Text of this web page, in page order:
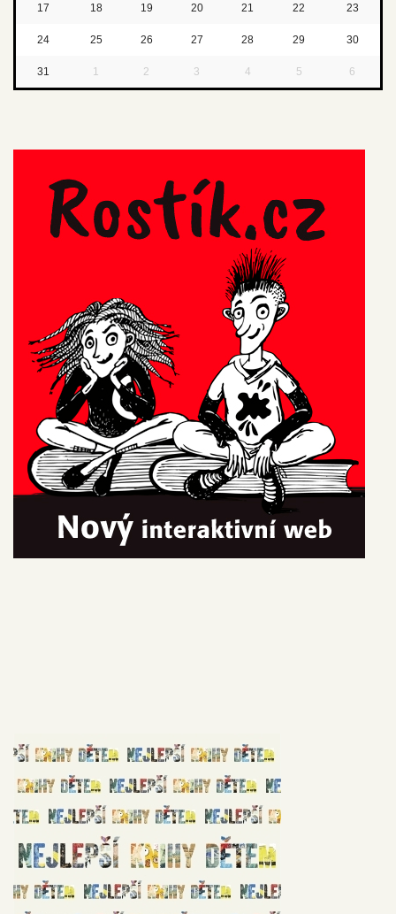
17 18 19 20 21 22 23
24 25 26 27 28 29 30
31 1 2 3 4 5 6